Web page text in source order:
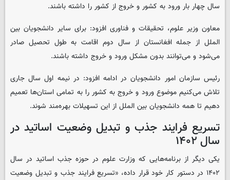
سال چهار بار ورود به کشور و خروج از کشور را داشته باشند.
معاون وزیر علوم، تحقیقات و فناوری افزود: برای سایر دانشجویان بین
الملل از جمله افغانستان از سال دوم اقامت به طول تحصیل صادر
می‌شود و می‌توانند بدون مشکل ورود و خروج داشته باشند.
رئیس سازمان امور دانشجویان در ادامه افزود: در نیمه اول سال جاری
تلاش می‌کنیم موضوع ورود و خروج به کشور را به تمامی استان‌ها تعمیم
دهیم تا همه دانشجویان بین الملل از این تسهیلات بهره‌مند شوند.
تسریع فرایند جذب و تبدیل وضعیت اساتید در
سال ۱۴۰۲
یکی دیگر از برنامه‌هایی که وزارت علوم در حوزه جذب اساتید در سال
۱۴۰۲ در دستور کار خود قرار داده، «تسریع فرایند جذب و تبدیل وضعیت